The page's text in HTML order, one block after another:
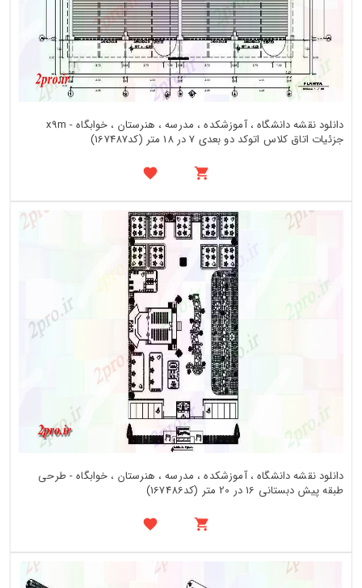
دانلود نقشه دانشگاه ، آموزشکده ، مدرسه ، هنرستان ، خوابگاه - x9m
جزئیات اتاق کلاس اتوکد دو بعدی 7 در 18 متر (کد167487)
دانلود نقشه دانشگاه ، آموزشکده ، مدرسه ، هنرستان ، خوابگاه - طرحی
طبقه پیش دبستانی 16 در 20 متر (کد167486)